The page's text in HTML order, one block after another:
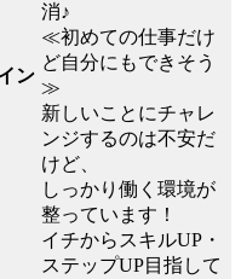
ン
消♪
≪初めての仕事だけ
ど自分にもできそう
≫
新しいことにチャレ
ンジするのは不安だ
けど、
しっかり働く環境が
整っています！
イチからスキルUP・
ステップUP目指して